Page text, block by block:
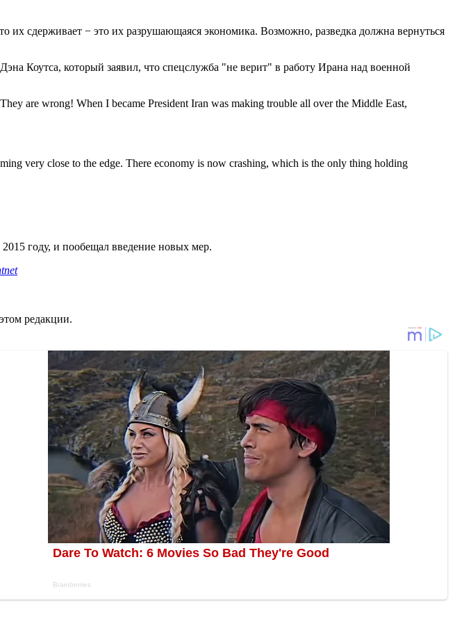
сдерживает − это их разрушающаяся экономика. Возможно, разведка должна вернуться
Коутса, который заявил, что спецслужба "не верит" в работу Ирана над военной
are wrong! When I became President Iran was making trouble all over the Middle East,
very close to the edge. There economy is now crashing, which is the only thing holding
году, и пообещал введение новых мер.
редакции.